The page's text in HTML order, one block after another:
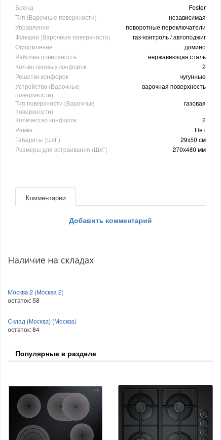
Бренд
Foster
Тип (Варочные поверхности)
независимая
Управление
поворотные переключатели
Функции (Варочные поверхности)
газ-контроль / автоподжиг
Оформление
домино
Рабочая поверхность
нержавеющая сталь
Кол-во газовых конфорок
2
Решетки конфорок
чугунные
Устройство (Варочные
поверхности)
варочная поверхность
Тип поверхности (Варочные
поверхности)
газовая
Количество конфорок
2
Рамка
Нет
Габариты (ШхГ)
29х50 см
Размеры для встраивания (ШхГ)
270х480 мм
Комментарии
Добавить комментарий
Наличие на складах
Москва 2 (Москва 2)
остаток:58
Склад (Москва) (Москва)
остаток:84
Популярные в разделе